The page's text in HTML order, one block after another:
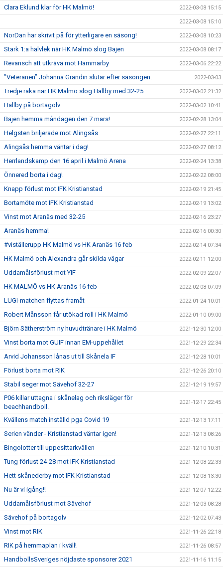
Clara Eklund klar för HK Malmö! 2022-03-08 15:15
2022-03-08 15:10
NorDan har skrivit på för ytterligare en säsong! 2022-03-08 10:23
Stark 1:a halvlek när HK Malmö slog Bajen 2022-03-08 08:17
Revansch att utkräva mot Hammarby 2022-03-06 22:22
”Veteranen” Johanna Grandin slutar efter säsongen. 2022-03-03
Tredje raka när HK Malmö slog Hallby med 32-25 2022-03-02 21:32
Hallby på bortagolv 2022-03-02 10:41
Bajen hemma måndagen den 7 mars! 2022-02-28 13:04
Helgsten briljerade mot Alingsås 2022-02-27 22:11
Alingsås hemma väntar i dag! 2022-02-27 08:12
Herrlandskamp den 16 april i Malmö Arena 2022-02-24 13:38
Önnered borta i dag! 2022-02-22 08:00
Knapp förlust mot IFK Kristianstad 2022-02-19 21:45
Bortamöte mot IFK Kristianstad 2022-02-19 13:02
Vinst mot Aranäs med 32-25 2022-02-16 23:27
Aranäs hemma! 2022-02-16 00:30
#viställerupp HK Malmö vs HK Aranäs 16 feb 2022-02-14 07:34
HK Malmö och Alexandra går skilda vägar 2022-02-11 12:00
Uddamålsförlust mot YIF 2022-02-09 22:07
HK MALMÖ vs HK Aranäs 16 feb 2022-02-08 07:09
LUGI-matchen flyttas framåt 2022-01-24 10:01
Robert Månsson får utökad roll i HK Malmö 2022-01-10 09:00
Björn Sätherström ny huvudtränare i HK Malmö 2021-12-30 12:00
Vinst borta mot GUIF innan EM-uppehållet 2021-12-29 22:34
Arvid Johansson lånas ut till Skånela IF 2021-12-28 10:01
Förlust borta mot RIK 2021-12-26 20:10
Stabil seger mot Sävehof 32-27 2021-12-19 19:57
P06 killar uttagna i skånelag och riksläger för
beachhandboll.
2021-12-17 22:45
Kvällens match inställd pga Covid 19 2021-12-13 17:11
Serien vänder - Kristianstad väntar igen! 2021-12-13 08:26
Bingolotter till uppesittarkvällen 2021-12-10 10:31
Tung förlust 24-28 mot IFK Kristianstad 2021-12-08 22:33
Hett skånederby mot IFK Kristianstad 2021-12-08 13:30
Nu är vi igång!! 2021-12-07 12:22
Uddamålsförlust mot Sävehof 2021-12-03 08:28
Sävehof på bortagolv 2021-12-02 07:43
Vinst mot RIK 2021-11-26 22:18
RIK på hemmaplan i kväll! 2021-11-26 08:57
HandbollsSveriges nöjdaste sponsorer 2021 2021-11-16 11:15